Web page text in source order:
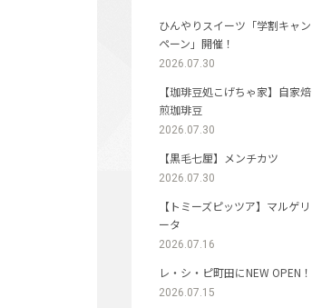
ひんやりスイーツ「学割キャン
ペーン」開催！
2026.07.30
【珈琲豆処こげちゃ家】自家焙
煎珈琲豆
2026.07.30
【黒毛七厘】メンチカツ
2026.07.30
【トミーズピッツア】マルゲリ
ータ
2026.07.16
レ・シ・ピ町田にNEW OPEN！
2026.07.15